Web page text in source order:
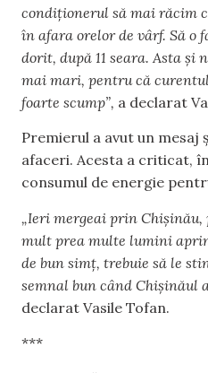
condiționerul să mai răcim
în afara orelor de vârf. Să o
dorit, după 11 seara. Asta
mai mari, pentru că
foarte scump”, a declarat
Premierul a avut un mesaj
afaceri. Acesta a criticat,
consumul de energie
„Ieri mergeai prin
mult prea multe lumini
de bun simț, trebuie să le
semnal bun când Chișinăul
declarat Vasile Tofan.
***